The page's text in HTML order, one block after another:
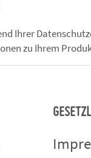
Ihrer
zu Ihrem